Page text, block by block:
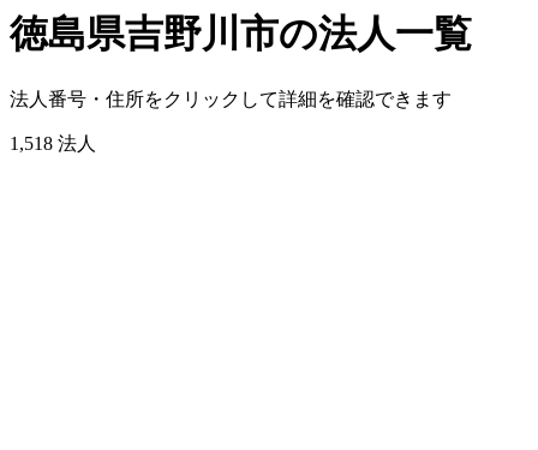
徳島県吉野川市の法人一覧
法人番号・住所をクリックして詳細を確認できます
1,518 法人